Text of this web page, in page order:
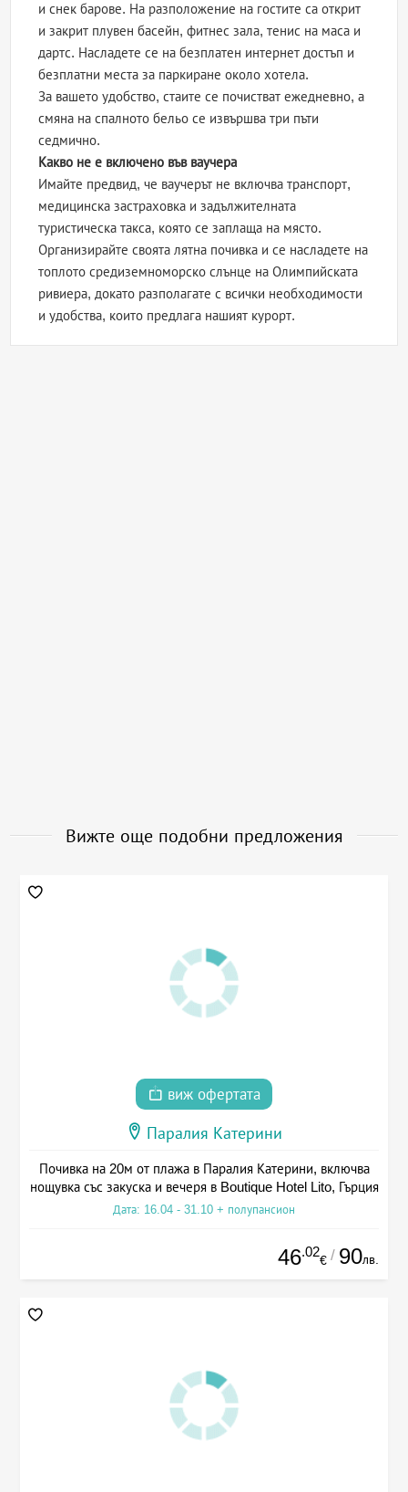
и снек барове. На разположение на гостите са открит
и закрит плувен басейн, фитнес зала, тенис на маса и
дартс. Насладете се на безплатен интернет достъп и
безплатни места за паркиране около хотела.
За вашето удобство, стаите се почистват ежедневно, а
смяна на спалното бельо се извършва три пъти
седмично.
Какво не е включено във ваучера
Имайте предвид, че ваучерът не включва транспорт,
медицинска застраховка и задължителната
туристическа такса, която се заплаща на място.
Организирайте своята лятна почивка и се насладете на
топлото средиземноморско слънце на Олимпийската
ривиера, докато разполагате с всички необходимости
и удобства, които предлага нашият курорт.
Вижте още подобни предложения
виж офертата
Паралия Катерини
Почивка на 20м от плажа в Паралия Катерини, включва
нощувка със закуска и вечеря в Boutique Hotel Lito, Гърция
Дата: 16.04 - 31.10 + полупансион
46.02
€ / 90лв.